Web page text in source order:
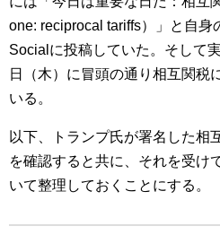
one: reciprocal tariffs）」と自身
Socialに投稿していた。そして
日（木）に冒頭の通り相互関税
いる。
以下、トランプ氏が署名した相
を確認すると共に、それを受け
いて整理しておくことにする。